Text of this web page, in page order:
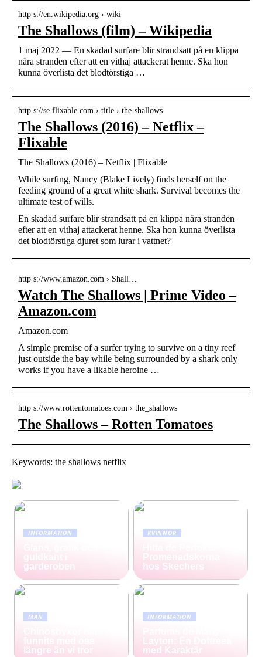
http s://en.wikipedia.org › wiki
The Shallows (film) – Wikipedia
1 maj 2022 — En skadad surfare blir strandsatt på en klippa
nära stranden efter att en vithaj attackerat henne. Ska hon
kunna överlista det blodtörstiga …
http s://se.flixable.com › title › the-shallows
The Shallows (2016) – Netflix –
Flixable
The Shallows (2016) – Netflix | Flixable
While surfing, Nancy (Blake Lively) finds herself on the
feeding ground of a great white shark. Survival becomes the
ultimate test of wills.
En skadad surfare blir strandsatt på en klippa nära stranden
efter att en vithaj attackerat henne. Ska hon kunna överlista
det blodtörstiga djuret som lurar i vattnet?
http s://www.amazon.com › Shall…
Watch The Shallows | Prime Video –
Amazon.com
Amazon.com
A simple premise of a surfer trying to survive on a tiny reef
just outside the bay while being surrounded by a shark only
works if you have a likable heroine …
http s://www.rottentomatoes.com › the_shallows
The Shallows – Rotten Tomatoes
Keywords: the shallows netflix
INFORMATION
garderoben
KVINNOR
Promenadskorna
hos Skechers
MÄN
funnits med oss
längre än vi tror
INFORMATION
med Karaktär